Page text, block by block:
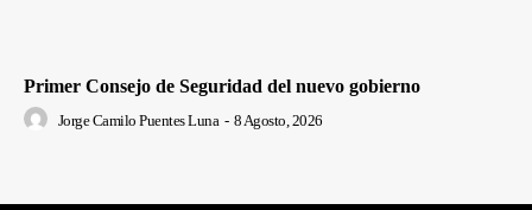
Primer Consejo de Seguridad del nuevo gobierno
Jorge Camilo Puentes Luna - 8 Agosto, 2026